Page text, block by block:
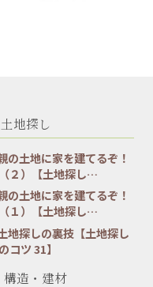
土地探し
の土地に家を建てるぞ！
（２）【土地探し…
の土地に家を建てるぞ！
（１）【土地探し…
地探しの裏技【土地探し
のコツ 31】
構造・建材